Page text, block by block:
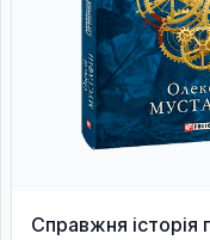
Справжня історія пізнього